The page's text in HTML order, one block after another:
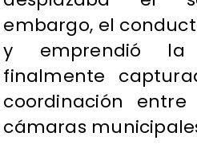
embargo, el
y emprendió la
finalmente
coordinación
cámaras